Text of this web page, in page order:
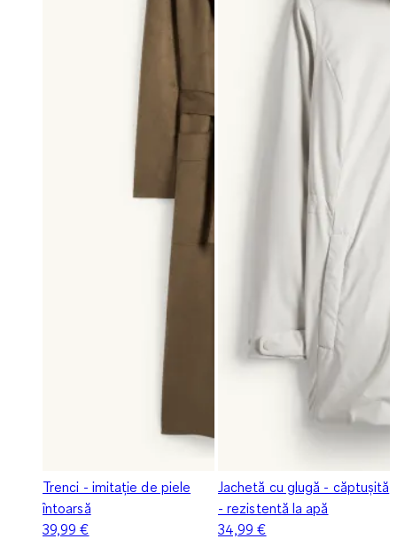
Trenci - imitație de piele
întoarsă
39,99 €
Jachetă cu glugă - căptușită
- rezistentă la apă
34,99 €